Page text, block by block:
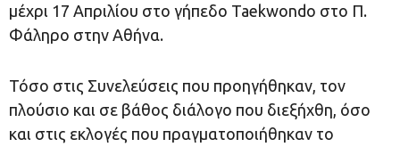
μέχρι 17 Απριλίου στο γήπεδο Taekwondo στο Π.
Φάληρο στην Αθήνα.
Τόσο στις Συνελεύσεις που προηγήθηκαν, τον
πλούσιο και σε βάθος διάλογο που διεξήχθη, όσο
και στις εκλογές που πραγματοποιήθηκαν το